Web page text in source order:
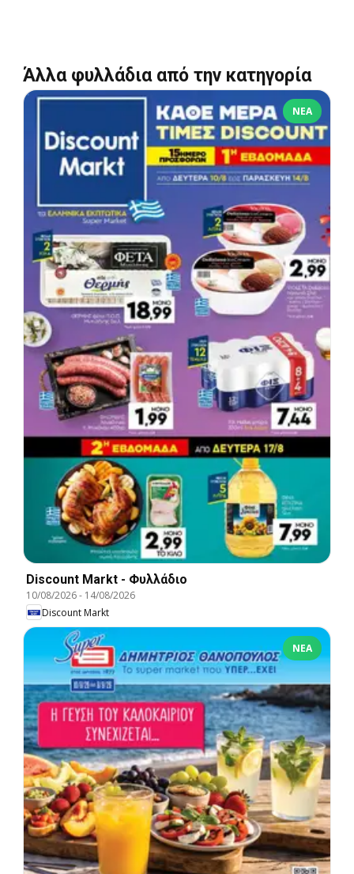
Άλλα φυλλάδια από την κατηγορία
ΝΈΑ
Discount Markt - Φυλλάδιο
10/08/2026- 14/08/2026
Discount Markt
ΝΈΑ